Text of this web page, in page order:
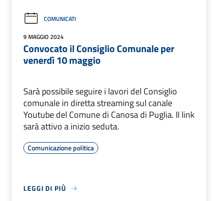
COMUNICATI
9 MAGGIO 2024
Convocato il Consiglio Comunale per
venerdì 10 maggio
Sarà possibile seguire i lavori del Consiglio
comunale in diretta streaming sul canale
Youtube del Comune di Canosa di Puglia. Il link
sarà attivo a inizio seduta.
Comunicazione politica
LEGGI DI PIÙ